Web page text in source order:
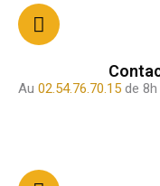
Au 02.54.76.70.15 de